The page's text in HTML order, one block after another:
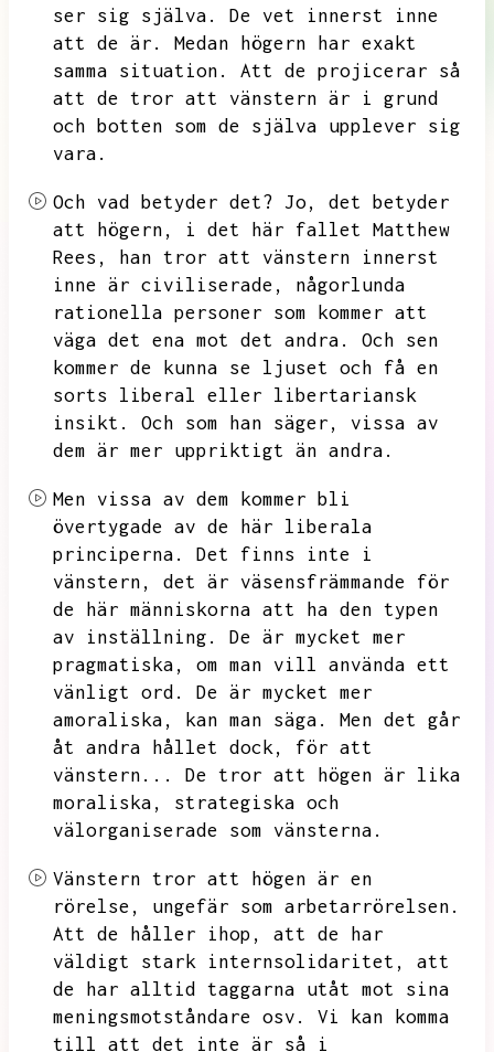
ser sig själva.
De vet innerst inne
att de är.
Medan högern har exakt
samma situation.
Att de projicerar så
att de tror att vänstern är i grund
och botten som de själva upplever sig
vara.
Och vad betyder det? Jo,
det betyder
att högern,
i det här fallet Matthew
Rees,
han tror att vänstern innerst
inne är civiliserade,
någorlunda
rationella personer som kommer att
väga det ena mot det andra.
Och sen
kommer de kunna se ljuset och få en
sorts liberal eller libertariansk
insikt.
Och som han säger,
vissa av
dem är mer uppriktigt än andra.
Men vissa av dem kommer bli
övertygade av de här liberala
principerna.
Det finns inte i
vänstern,
det är väsensfrämmande för
de här människorna att ha den typen
av inställning.
De är mycket mer
pragmatiska,
om man vill använda ett
vänligt ord.
De är mycket mer
amoraliska,
kan man säga.
Men det går
åt andra hållet dock,
för att
vänstern...
De tror att högen är lika
moraliska,
strategiska och
välorganiserade som vänsterna.
Vänstern tror att högen är en
rörelse,
ungefär som arbetarrörelsen.
Att de håller ihop,
att de har
väldigt stark internsolidaritet,
att
de har alltid taggarna utåt mot sina
meningsmotståndare osv.
Vi kan komma
till att det inte är så i